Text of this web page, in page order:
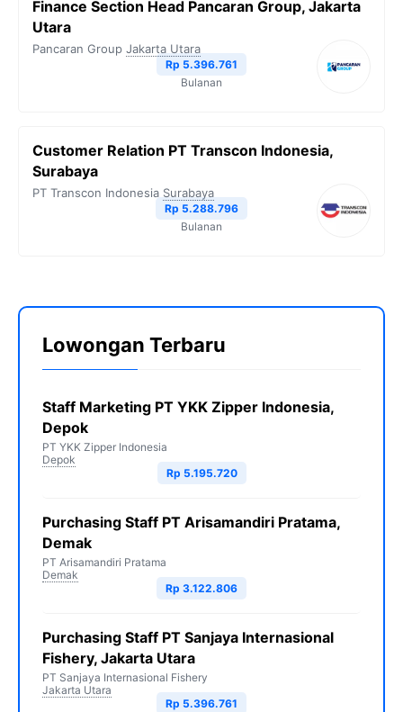
Finance Section Head Pancaran Group, Jakarta
Utara
Pancaran Group Jakarta Utara
Rp 5.396.761
Bulanan
Customer Relation PT Transcon Indonesia,
Surabaya
PT Transcon Indonesia Surabaya
Rp 5.288.796
Bulanan
Lowongan Terbaru
Staff Marketing PT YKK Zipper Indonesia,
Depok
PT YKK Zipper Indonesia
Depok
Rp 5.195.720
Purchasing Staff PT Arisamandiri Pratama,
Demak
PT Arisamandiri Pratama
Demak
Rp 3.122.806
Purchasing Staff PT Sanjaya Internasional
Fishery, Jakarta Utara
PT Sanjaya Internasional Fishery
Jakarta Utara
Rp 5.396.761